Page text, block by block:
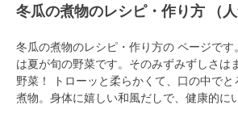
冬瓜の煮物のレシピ・作り方 （人
冬瓜の煮物のレシピ・作り方の ページです
は夏が旬の野菜です。そのみずみずしさは
野菜！ トローッと柔らかくて、口の中で
煮物。身体に嬉しい和風だしで、健康的に